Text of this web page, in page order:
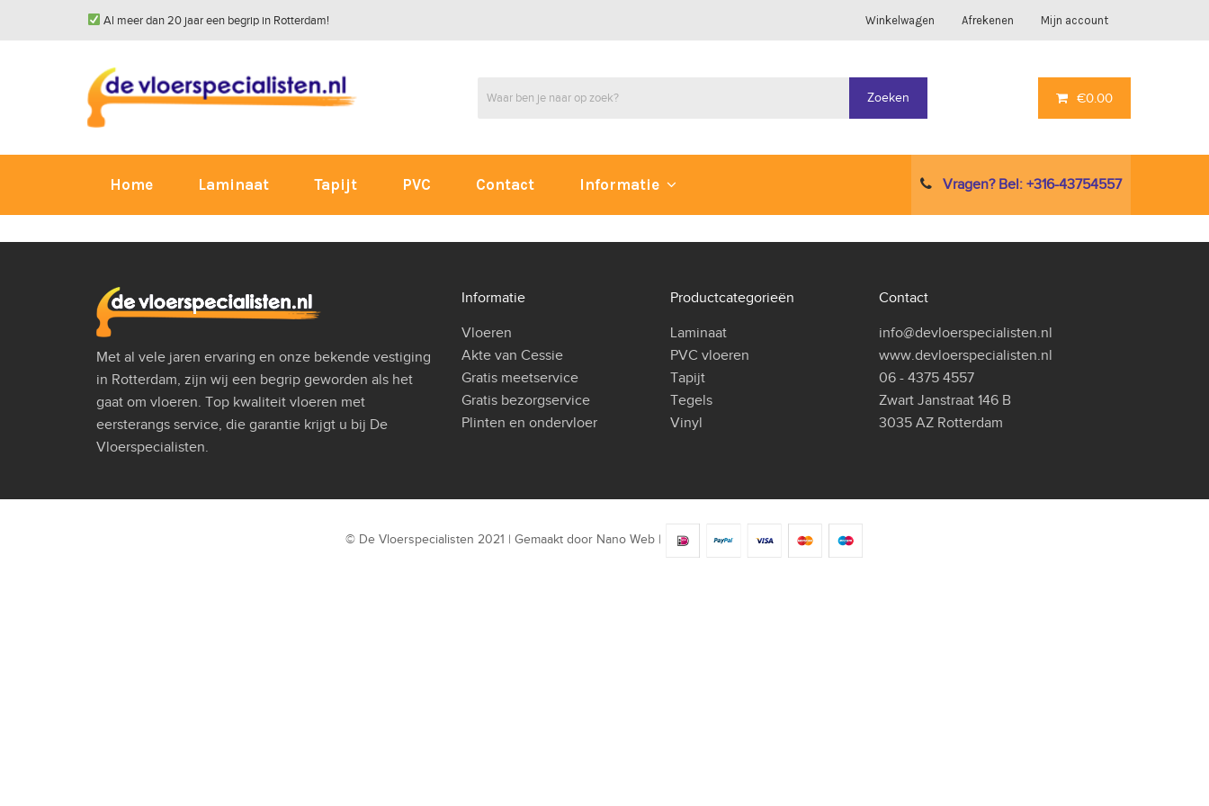
Al meer dan 20 jaar een begrip in Rotterdam! Winkelwagen Afrekenen Mijn account
Zoeken €0.00
Home Laminaat Tapijt PVC Contact Informatie Vragen? Bel: +316-43754557
Met al vele jaren ervaring en onze bekende vestiging
in Rotterdam, zijn wij een begrip geworden als het
gaat om vloeren. Top kwaliteit vloeren met
eersterangs service, die garantie krijgt u bij De
Vloerspecialisten.
Informatie
Vloeren
Akte van Cessie
Gratis meetservice
Gratis bezorgservice
Plinten en ondervloer
Productcategorieën
Laminaat
PVC vloeren
Tapijt
Tegels
Vinyl
Contact
info@devloerspecialisten.nl
www.devloerspecialisten.nl
06 - 4375 4557
Zwart Janstraat 146 B
3035 AZ Rotterdam
© De Vloerspecialisten 2021 | Gemaakt door Nano Web|